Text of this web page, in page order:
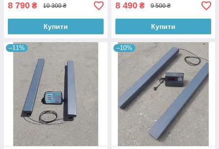
8 790 ₴ 10 300 ₴
Купити
8 490 ₴ 9 500 ₴
Купити
–11% –10%